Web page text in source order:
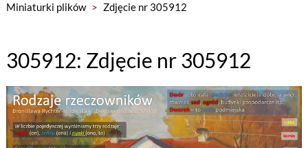
Miniaturki plików > Zdjęcie nr 305912
305912: Zdjęcie nr 305912